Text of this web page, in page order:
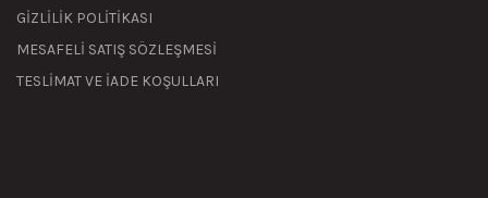
GİZLİLİK POLİTİKASI
MESAFELİ SATIŞ SÖZLEŞMESİ
TESLİMAT VE İADE KOŞULLARI